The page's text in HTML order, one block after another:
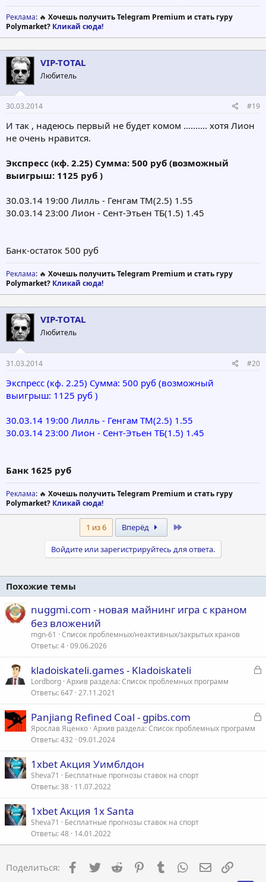
Реклама: 🔥 Хочешь получить Telegram Premium и стать гуру
Polymarket? Кликай сюда!
VIP-TOTAL
Любитель
30.03.2014 #19
И так , надеюсь первый не будет комом .......... хотя Лион
не очень нравится.
Экспреcс (кф. 2.25) Сумма: 500 руб (возможный
выигрыш: 1125 руб )
30.03.14 19:00 Лилль - Генгам ТМ(2.5) 1.55
30.03.14 23:00 Лион - Сент-Этьен ТБ(1.5) 1.45
Банк-остаток 500 руб
Реклама: 🔥 Хочешь получить Telegram Premium и стать гуру
Polymarket? Кликай сюда!
VIP-TOTAL
Любитель
31.03.2014 #20
Экспреcс (кф. 2.25) Сумма: 500 руб (возможный
выигрыш: 1125 руб )
30.03.14 19:00 Лилль - Генгам ТМ(2.5) 1.55
30.03.14 23:00 Лион - Сент-Этьен ТБ(1.5) 1.45
Банк 1625 руб
Реклама: 🔥 Хочешь получить Telegram Premium и стать гуру
Polymarket? Кликай сюда!
1 из 6 Вперёд
Войдите или зарегистрируйтесь для ответа.
Похожие темы
nuggmi.com - новая майнинг игра с краном
без вложений
mgn-61
Список проблемных/неактивных/закрытых кранов
Ответы 4 09.06.2026
З
kladoiskateli.games - Kladoiskateli
Lordborg Архив раздела: Список проблемных программ
Ответы 647 27.11.2021
З
Panjiang Refined Coal - gpibs.com
Ярослав Яценко Архив раздела: Список проблемных программ
Ответы 432 09.01.2024
1xbet Акция Уимблдон
Sheva71
Бесплатные прогнозы ставок на спорт
Ответы 38 11.07.2022
1xbet Акция 1х Santa
Sheva71
Бесплатные прогнозы ставок на спорт
Ответы 48 14.01.2022
Поделиться: Facebook
Twitter Reddit PinterestTumblr WhatsApp